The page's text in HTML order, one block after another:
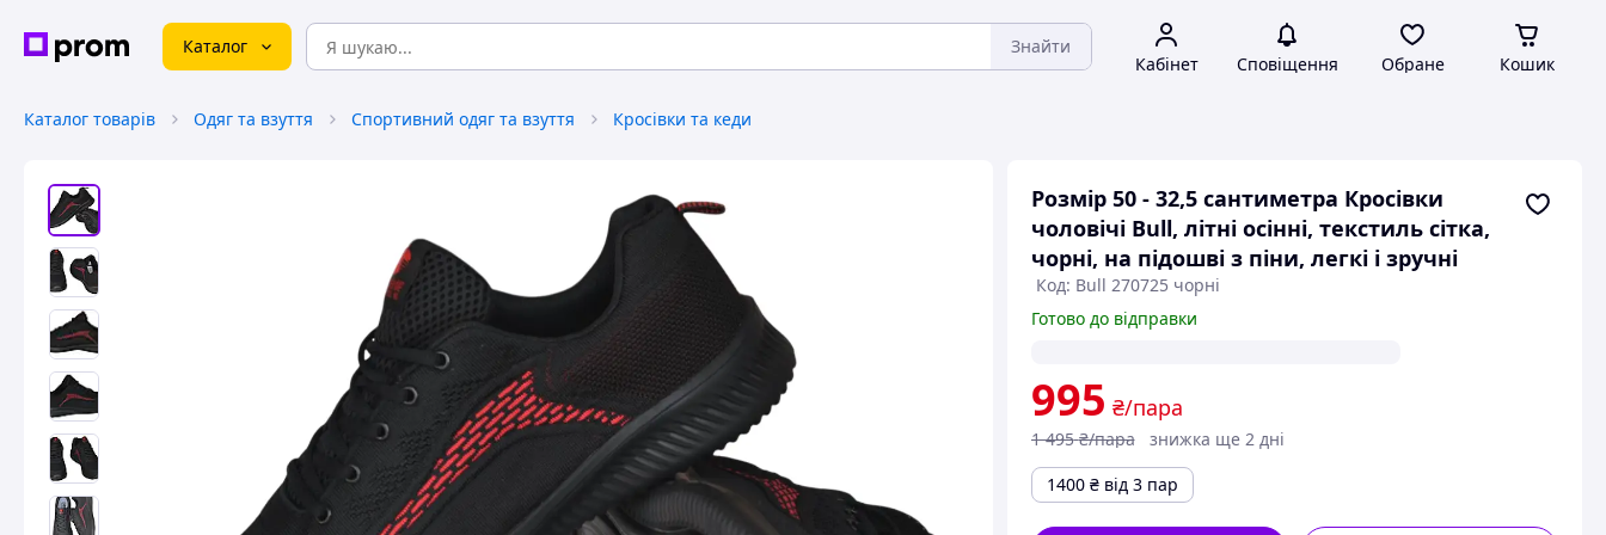
Каталог Знайти
Кабінет Сповіщення Обране Кошик
Каталог товарів Одяг та взуття Спортивний одяг та взуття Кросівки та кеди
Розмір 50 - 32,5 сантиметра Кросівки
чоловічі Bull, літні осінні, текстиль сітка,
чорні, на підошві з піни, легкі і зручні
Код: Bull 270725 чорні
Готово до відправки
995 ₴/пара
1 495 ₴/пара
знижка ще 2 дні
1400 ₴ від 3 пар